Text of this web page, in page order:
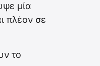
μία
πλέον σε
το